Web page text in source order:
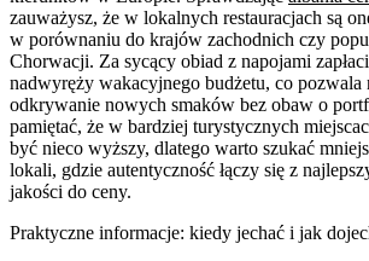
zauważysz, że w lokalnych restauracjach są
w porównaniu do krajów zachodnich czy
Chorwacji. Za sycący obiad z napojami
nadwyręży wakacyjnego budżetu, co pozwala
odkrywanie nowych smaków bez obaw o
pamiętać, że w bardziej turystycznych
być nieco wyższy, dlatego warto szukać
lokali, gdzie autentyczność łączy się z
jakości do ceny.
Praktyczne informacje: kiedy jechać i jak